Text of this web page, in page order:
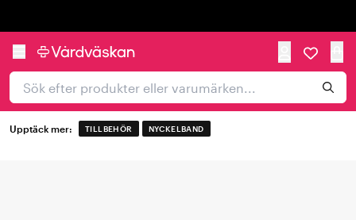
Upptäck mer: TILLBEHÖR NYCKELBAND